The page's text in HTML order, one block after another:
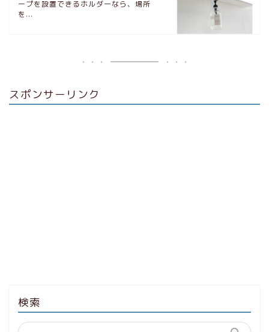
ープを設置できるホルダーなら、場所
を...
スポンサーリンク
検索